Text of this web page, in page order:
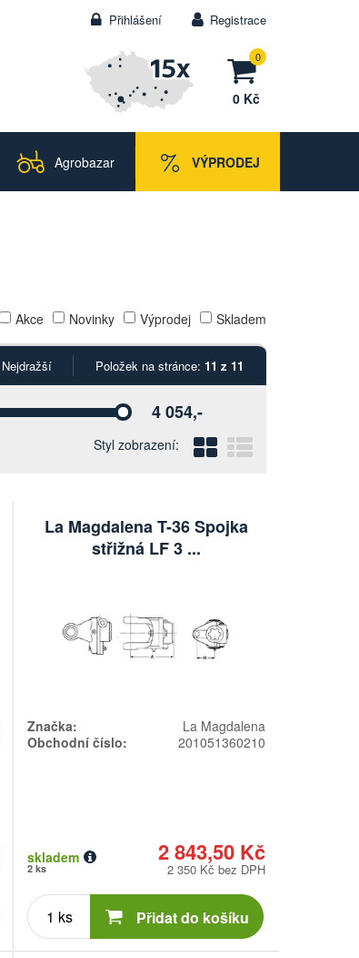
Přihlášení Registrace
0
0 Kč
Agrobazar VÝPRODEJ
Akce Novinky Výprodej Skladem
Nejdražší Položek na stránce: 11 z 11
Vyberte4 054,-
Styl zobrazení: BlokovýŘádkový
La Magdalena T-36 Spojka
střižná LF 3 ...
Značka:
La Magdalena
Obchodní číslo:
201051360210
2 843,50 Kč
skladem
2 ks 2 350 Kč bez DPH
Počet
kusů Přidat do košíku